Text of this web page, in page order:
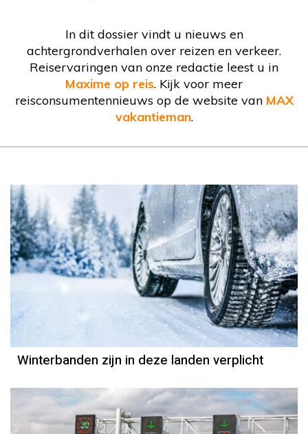
In dit dossier vindt u nieuws en
achtergrondverhalen over reizen en verkeer.
Reiservaringen van onze redactie leest u in
Maxime op reis. Kijk voor meer
reisconsumentennieuws op de website van MAX
vakantieman.
Winterbanden zijn in deze landen verplicht